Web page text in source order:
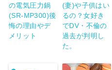
の電気圧力鍋
(SR-MP300)後
悔の理由やデ
メリット
(妻)や子供はい
るの？女好き
でDV・不倫の
過去が判明し
た。